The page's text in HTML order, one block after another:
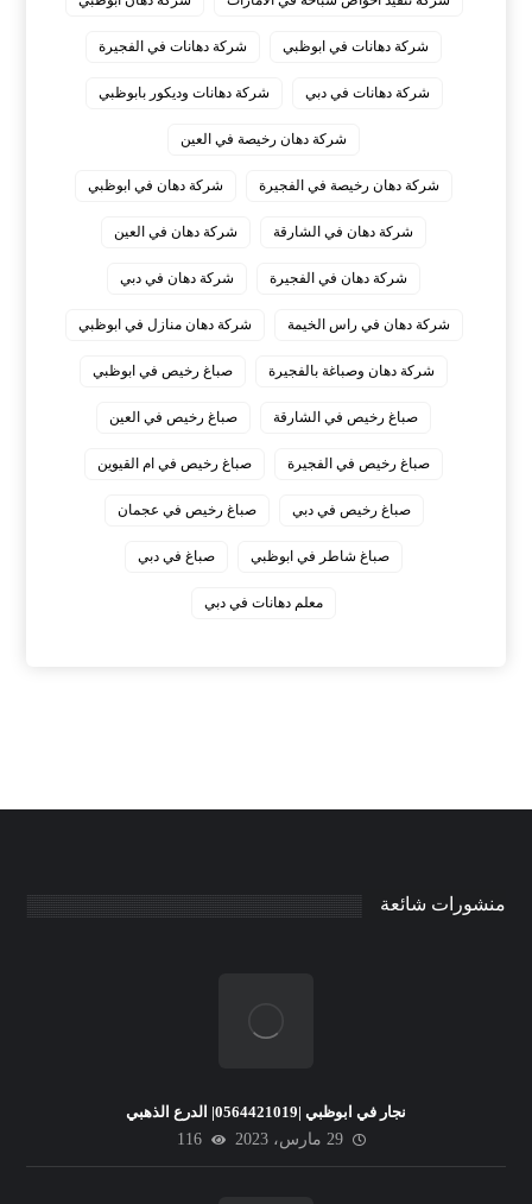
شركة دهانات في ابوظبي شركة دهانات في الفجيرة
شركة دهانات في دبي شركة دهانات وديكور بابوظبي
شركة دهان رخيصة في العين
شركة دهان رخيصة في الفجيرة شركة دهان في ابوظبي
شركة دهان في الشارقة شركة دهان في العين
شركة دهان في الفجيرة شركة دهان في دبي
شركة دهان في راس الخيمة شركة دهان منازل في ابوظبي
شركة دهان وصباغة بالفجيرة صباغ رخيص في ابوظبي
صباغ رخيص في الشارقة صباغ رخيص في العين
صباغ رخيص في الفجيرة صباغ رخيص في ام القيوين
صباغ رخيص في دبي صباغ رخيص في عجمان
صباغ شاطر في ابوظبي صباغ في دبي
معلم دهانات في دبي
منشورات شائعة
نجار في ابوظبي |0564421019| الدرع الذهبي
29 مارس، 2023
116